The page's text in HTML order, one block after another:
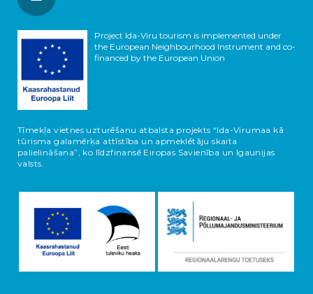
Project Ida-Viru tourism is implemented under
the European Neighbourhood Instrument and co-
financed by the European Union
Tīmekļa vietnes uzturēšanu atbalsta projekts “Ida-Virumaa kā
tūrisma galamērķa attīstība un apmeklētāju skaita
palielināšana”, ko līdzfinansē Eiropas Savienība un Igaunijas
valsts.